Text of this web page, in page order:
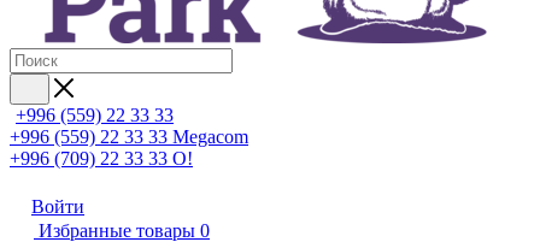
+996 (559) 22 33 33
+996 (559) 22 33 33 Megacom
+996 (709) 22 33 33 O!
Войти
Избранные товары 0